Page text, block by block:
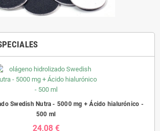
Swedish Nutra - 5000 mg + Ácido hialurónico -
500 ml
24,08 €